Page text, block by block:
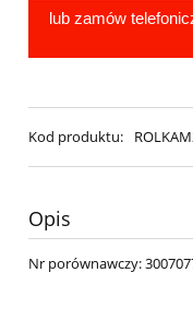
lub zamów
Kod produktu:
Opis
Nr porównawczy: